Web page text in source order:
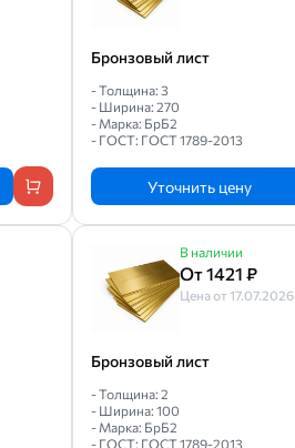
Бронзовый лист
- Толщина: 3
- Ширина: 270
- Марка: БрБ2
- ГОСТ: ГОСТ 1789-2013
Уточнить цену
В наличии
От 1421 ₽
Цена от 17.07.2026
Бронзовый лист
- Толщина: 2
- Ширина: 100
- Марка: БрБ2
- ГОСТ: ГОСТ 1789-2013